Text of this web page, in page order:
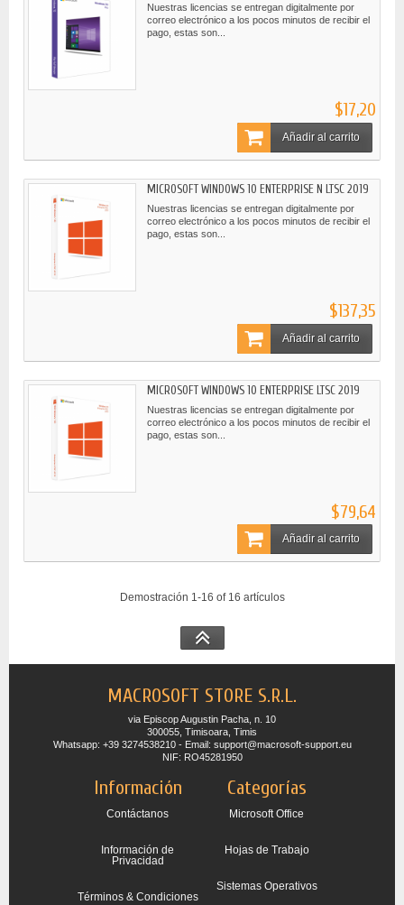
Nuestras licencias se entregan digitalmente por
correo electrónico a los pocos minutos de recibir el
pago, estas son...
$17,20
Añadir al carrito
MICROSOFT WINDOWS 10 ENTERPRISE N LTSC 2019
Nuestras licencias se entregan digitalmente por
correo electrónico a los pocos minutos de recibir el
pago, estas son...
$137,35
Añadir al carrito
MICROSOFT WINDOWS 10 ENTERPRISE LTSC 2019
Nuestras licencias se entregan digitalmente por
correo electrónico a los pocos minutos de recibir el
pago, estas son...
$79,64
Añadir al carrito
Demostración 1-16 of 16 artículos
MACROSOFT STORE S.R.L.
via Episcop Augustin Pacha, n. 10
300055, Timisoara, Timis
Whatsapp: +39 3274538210 - Email: support@macrosoft-support.eu
NIF: RO45281950
Información
Contáctanos
Información de
Privacidad
Términos & Condiciones
Categorías
Microsoft Office
Hojas de Trabajo
Sistemas Operativos